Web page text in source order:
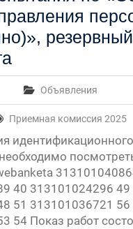
Объявления
Приемная комиссия 2025
40 313101024296 49
51 313101036721 56
54 Показ работ